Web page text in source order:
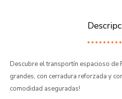
Descubre el transportín espacioso de
grandes, con cerradura reforzada y
comodidad aseguradas!